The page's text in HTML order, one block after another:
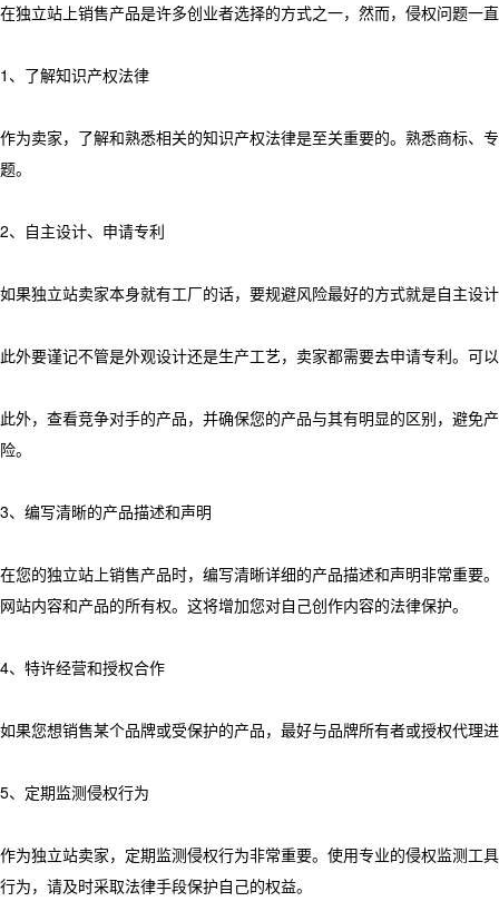
在独立站上销售产品是许多创业者选择的方式之一，然而，侵权问题一
1、了解知识产权法律
作为卖家，了解和熟悉相关的知识产权法律是至关重要的。熟悉商标、
题。
2、自主设计、申请专利
如果独立站卖家本身就有工厂的话，要规避风险最好的方式就是自主设
此外要谨记不管是外观设计还是生产工艺，卖家都需要去申请专利。
此外，查看竞争对手的产品，并确保您的产品与其有明显的区别，避
险。
3、编写清晰的产品描述和声明
在您的独立站上销售产品时，编写清晰详细的产品描述和声明非常重要
网站内容和产品的所有权。这将增加您对自己创作内容的法律保护。
4、特许经营和授权合作
如果您想销售某个品牌或受保护的产品，最好与品牌所有者或授权代理
5、定期监测侵权行为
作为独立站卖家，定期监测侵权行为非常重要。使用专业的侵权监测工
行为，请及时采取法律手段保护自己的权益。